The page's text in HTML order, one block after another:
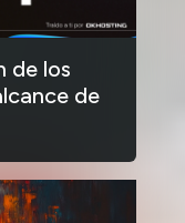
de los
de